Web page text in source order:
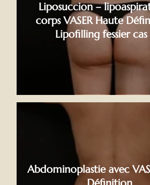
Liposuccion –
corps VASER Haute
Lipofilling fessier cas
Abdominoplastie avec